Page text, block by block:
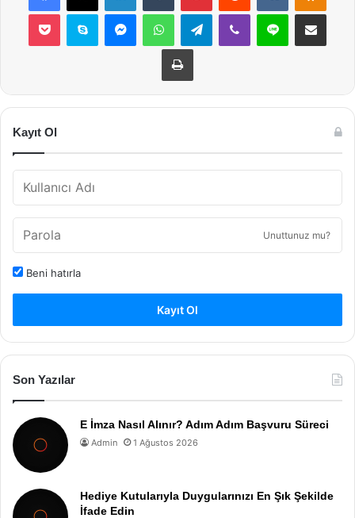
Pocket Skype MessengerWhatsAppTelegramViber Line E-Posta ile
Yazdır
Kayıt Ol
Unuttunuz mu?
Beni hatırla
Kayıt Ol
Son Yazılar
E İmza Nasıl Alınır? Adım Adım Başvuru Süreci
Admin 1 Ağustos 2026
Hediye Kutularıyla Duygularınızı En Şık Şekilde
İfade Edin